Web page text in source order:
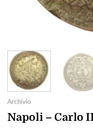
Archivio
Napoli – Carlo